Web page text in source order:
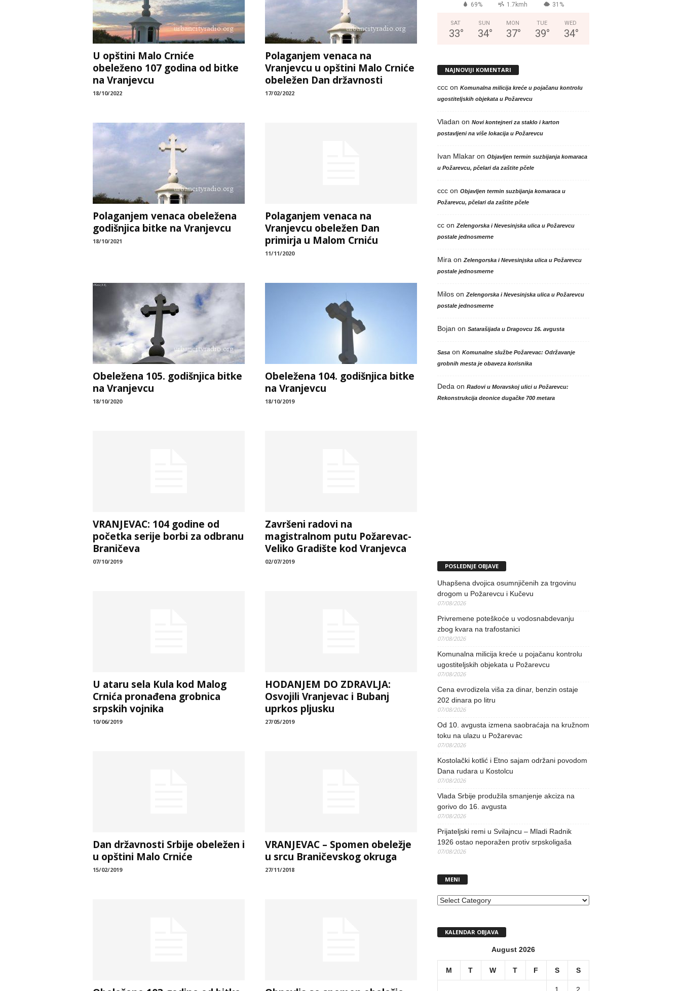
U opštini Malo Crniće
obeleženo 107 godina od bitke
na Vranjevcu
18/10/2022
Polaganjem venaca na
Vranjevcu u opštini Malo Crniće
obeležen Dan državnosti
17/02/2022
Polaganjem venaca obeležena
godišnjica bitke na Vranjevcu
18/10/2021
Polaganjem venaca na
Vranjevcu obeležen Dan
primirja u Malom Crniću
11/11/2020
Obeležena 105. godišnjica bitke
na Vranjevcu
18/10/2020
Obeležena 104. godišnjica bitke
na Vranjevcu
18/10/2019
VRANJEVAC: 104 godine od
početka serije borbi za odbranu
Braničeva
07/10/2019
Završeni radovi na
magistralnom putu Požarevac-
Veliko Gradište kod Vranjevca
02/07/2019
U ataru sela Kula kod Malog
Crnića pronađena grobnica
srpskih vojnika
10/06/2019
HODANJEM DO ZDRAVLJA:
Osvojili Vranjevac i Bubanj
uprkos pljusku
27/05/2019
Dan državnosti Srbije obeležen i
u opštini Malo Crniće
15/02/2019
VRANJEVAC – Spomen obeležje
u srcu Braničevskog okruga
27/11/2018
69% 1.7kmh 31%
SAT
33°
SUN
34°
MON
37°
TUE
39°
WED
34°
NAJNOVIJI KOMENTARI
cccon Komunalna milicija kreće u pojačanu kontrolu
ugostiteljskih objekata u Požarevcu
Vladan on Novi kontejneri za staklo i karton
postavljeni na više lokacija u Požarevcu
Ivan Mlakaron Objavljen termin suzbijanja komaraca
u Požarevcu, pčelari da zaštite pčele
cccon Objavljen termin suzbijanja komaraca u
Požarevcu, pčelari da zaštite pčele
ccon Zelengorska i Nevesinjska ulica u Požarevcu
postale jednosmerne
Mira on Zelengorska i Nevesinjska ulica u Požarevcu
postale jednosmerne
Miloson Zelengorska i Nevesinjska ulica u Požarevcu
postale jednosmerne
Bojan on Satarašijada u Dragovcu 16. avgusta
Sasaon Komunalne službe Požarevac: Održavanje
grobnih mesta je obaveza korisnika
Deda on Radovi u Moravskoj ulici u Požarevcu:
Rekonstrukcija deonice dugačke 700 metara
POSLEDNJE OBJAVE
Uhapšena dvojica osumnjičenih za trgovinu
drogom u Požarevcu i Kučevu
07/08/2026
Privremene poteškoće u vodosnabdevanju
zbog kvara na trafostanici
07/08/2026
Komunalna milicija kreće u pojačanu kontrolu
ugostiteljskih objekata u Požarevcu
07/08/2026
Cena evrodizela viša za dinar, benzin ostaje
202 dinara po litru
07/08/2026
Od 10. avgusta izmena saobraćaja na kružnom
toku na ulazu u Požarevac
07/08/2026
Kostolački kotlić i Etno sajam održani povodom
Dana rudara u Kostolcu
07/08/2026
Vlada Srbije produžila smanjenje akciza na
gorivo do 16. avgusta
07/08/2026
Prijateljski remi u Svilajncu – Mladi Radnik
1926 ostao neporažen protiv srpskoligaša
07/08/2026
MENI
MENI
KALENDAR OBJAVA
August 2026
M T W T F S S
1 2